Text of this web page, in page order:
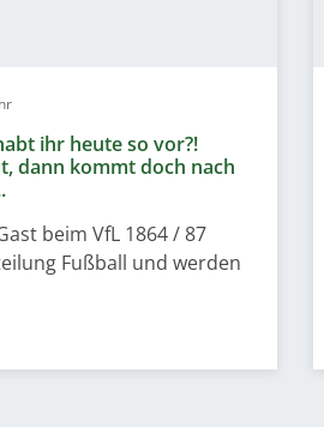
ihr heute so vor?!
dann kommt doch nach
beim VfL 1864 / 87
Fußball und werden